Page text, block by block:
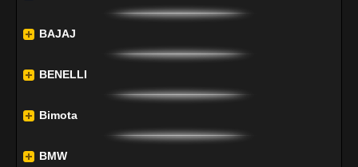
BAJAJ
BENELLI
Bimota
BMW